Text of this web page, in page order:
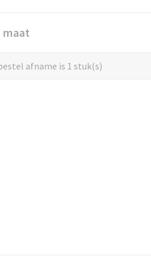
maat
afname is 1 stuk(s)